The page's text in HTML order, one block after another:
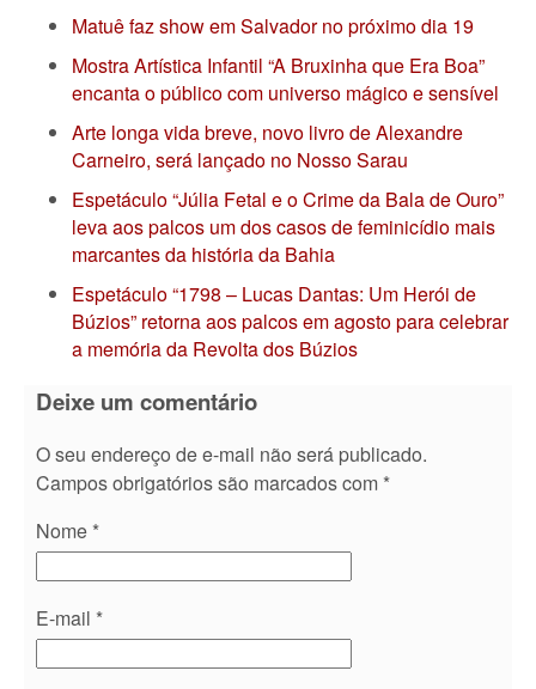
Matuê faz show em Salvador no próximo dia 19
Mostra Artística Infantil “A Bruxinha que Era Boa”
encanta o público com universo mágico e sensível
Arte longa vida breve, novo livro de Alexandre
Carneiro, será lançado no Nosso Sarau
Espetáculo “Júlia Fetal e o Crime da Bala de Ouro”
leva aos palcos um dos casos de feminicídio mais
marcantes da história da Bahia
Espetáculo “1798 – Lucas Dantas: Um Herói de
Búzios” retorna aos palcos em agosto para celebrar
a memória da Revolta dos Búzios
Deixe um comentário
O seu endereço de e-mail não será publicado.
Campos obrigatórios são marcados com *
Nome *
E-mail *